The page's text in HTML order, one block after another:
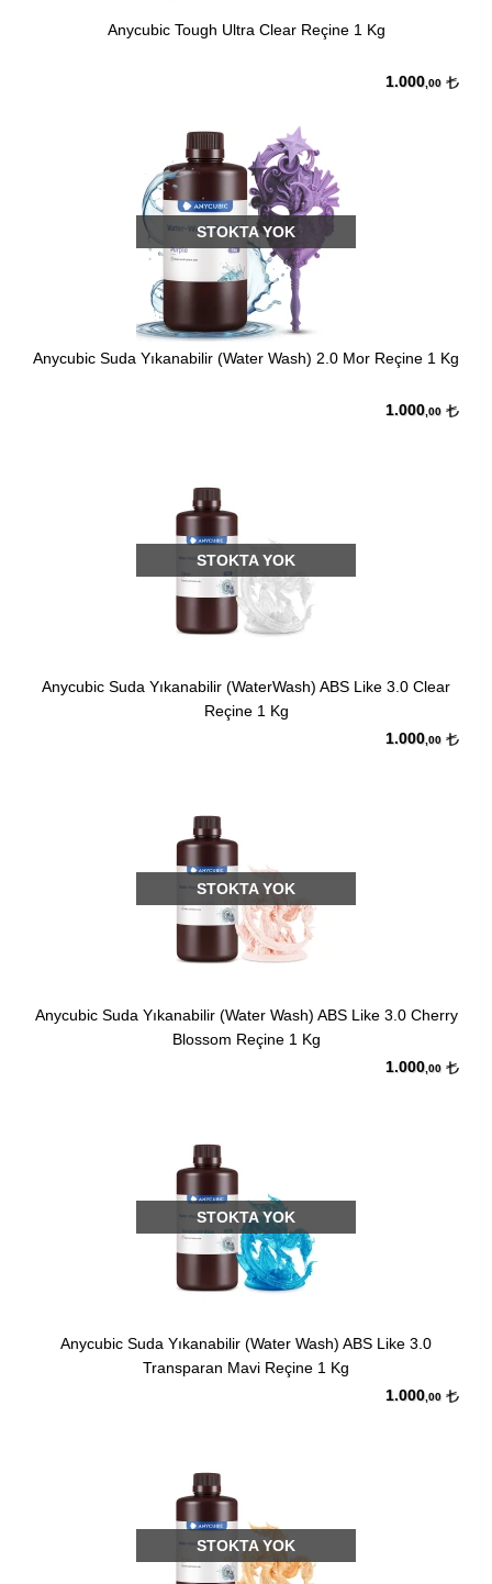
Anycubic Tough Ultra Clear Reçine 1 Kg
1.000 ,00
STOKTA YOK
Anycubic Suda Yıkanabilir (Water Wash) 2.0 Mor Reçine 1 Kg
1.000 ,00
STOKTA YOK
Anycubic Suda Yıkanabilir (WaterWash) ABS Like 3.0 Clear
Reçine 1 Kg
1.000 ,00
STOKTA YOK
Anycubic Suda Yıkanabilir (Water Wash) ABS Like 3.0 Cherry
Blossom Reçine 1 Kg
1.000 ,00
STOKTA YOK
Anycubic Suda Yıkanabilir (Water Wash) ABS Like 3.0
Transparan Mavi Reçine 1 Kg
1.000 ,00
STOKTA YOK